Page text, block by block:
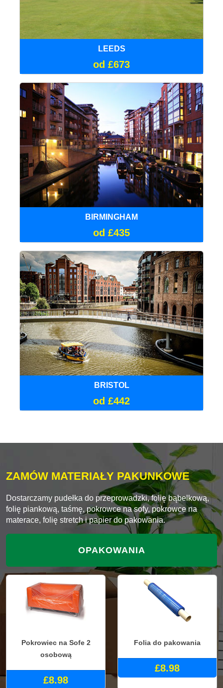
LEEDS
od £673
BIRMINGHAM
od £435
BRISTOL
od £442
ZAMÓW MATERIAŁY PAKUNKOWE
Dostarczamy pudełka do przeprowadzki, folię bąbelkową,
folię piankową, taśmę, pokrowce na sofy, pokrowce na
materace, folię stretch i papier do pakowania.
OPAKOWANIA
Pokrowiec na Sofe 2
osobową
£8.98
Folia do pakowania
£8.98